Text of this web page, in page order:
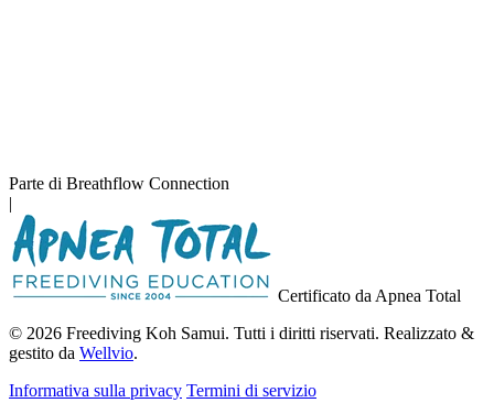
Parte di Breathflow Connection
|
Certificato da Apnea Total
© 2026 Freediving Koh Samui. Tutti i diritti riservati. Realizzato &
gestito da Wellvio.
Informativa sulla privacy Termini di servizio